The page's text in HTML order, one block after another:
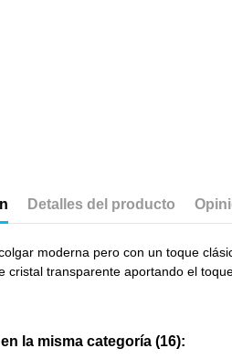
Detalles del producto
moderna pero con un toque
cristal transparente aportando el
la misma categoría (16):